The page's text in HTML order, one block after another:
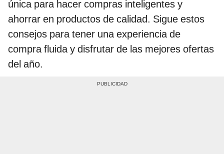
única para hacer compras inteligentes y
ahorrar en productos de calidad. Sigue estos
consejos para tener una experiencia de
compra fluida y disfrutar de las mejores ofertas
del año.